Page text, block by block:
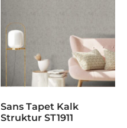
Sans Tapet Kalk
Struktur ST1911